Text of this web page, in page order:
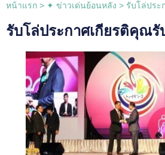
หน้าแรก> ✦ ข่าวเด่นย้อนหลัง > รับโล่ประ
รับโล่ประกาศเกียรติคุณ